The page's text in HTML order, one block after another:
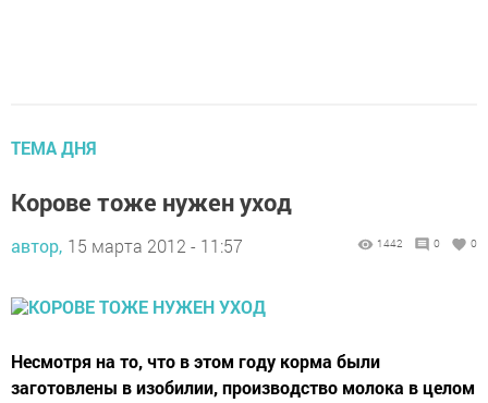
ТЕМА ДНЯ
Корове тоже нужен уход
автор, 15 марта 2012 - 11:57 1442 0 0
Несмотря на то, что в этом году корма были
заготовлены в изобилии, производство молока в целом